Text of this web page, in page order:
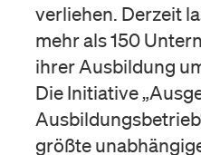
verliehen. Derzeit
mehr als 150
ihrer Ausbildung
Die Initiative
größte